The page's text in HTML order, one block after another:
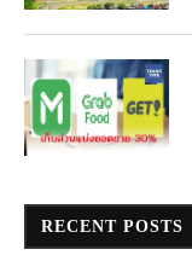
RECENT POSTS